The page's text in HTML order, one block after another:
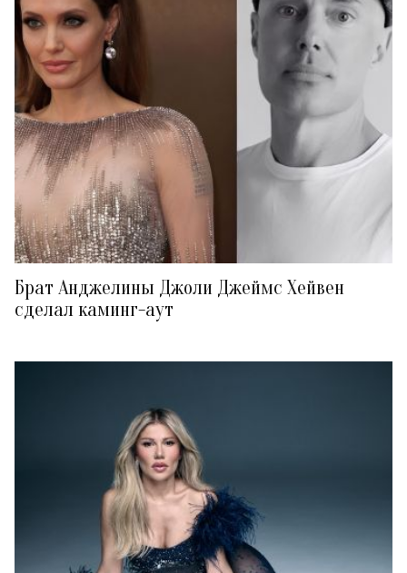
Брат Анджелины Джоли Джеймс Хейвен
сделал каминг-аут